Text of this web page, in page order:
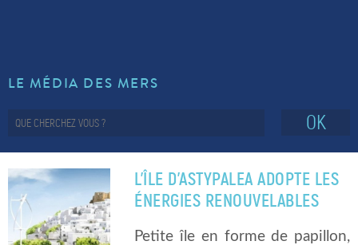
LE MÉDIA DES MERS
OK
L’ÎLE D’ASTYPALEA ADOPTE LES
ÉNERGIES RENOUVELABLES
Petite île en forme de papillon,